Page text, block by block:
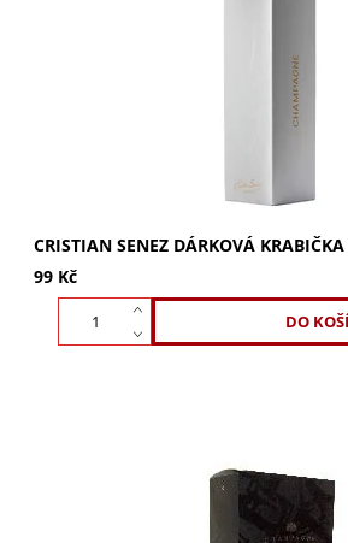
CRISTIAN SENEZ DÁRKOVÁ
99 Kč
Drappier Box na tři lahve: Elegance a
prémiové lahve. Bezkonkurenční
prezentace. Ideální dárek pro každou...